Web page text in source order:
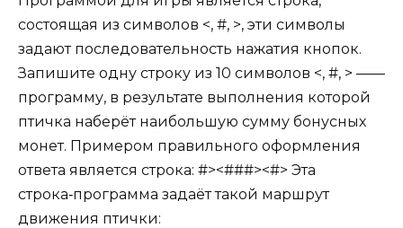
состоящая из символов <, #, >, эти символы
задают последовательность нажатия кнопок.
Запишите одну строку из 10 символов <, #, > ——
программу, в результате выполнения которой
птичка наберёт наибольшую сумму бонусных
монет. Примером правильного оформления
ответа является строка: #><###><#> Эта
строка‑программа задаёт такой маршрут
движения птички: